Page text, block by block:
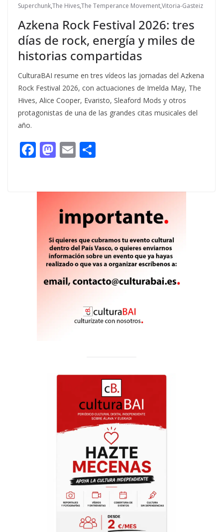
Superchunk,The Hives,The Temperance Movement,Vitoria-Gasteiz
Azkena Rock Festival 2026: tres
días de rock, energía y miles de
historias compartidas
CulturaBAI resume en tres vídeos las jornadas del Azkena
Rock Festival 2026, con actuaciones de Imelda May, The
Hives, Alice Cooper, Evaristo, Sleaford Mods y otros
protagonistas de una de las grandes citas musicales del
año.
F
b
M
d
o
n
E
l p
ar
ti
r